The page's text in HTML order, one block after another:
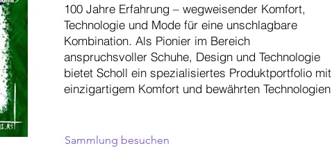
100 Jahre Erfahrung – wegweisender Komfort,
Technologie und Mode für eine unschlagbare
Kombination. Als Pionier im Bereich
anspruchsvoller Schuhe, Design und Technologie
bietet Scholl ein spezialisiertes Produktportfolio mit
einzigartigem Komfort und bewährten Technologien
Sammlung besuchen